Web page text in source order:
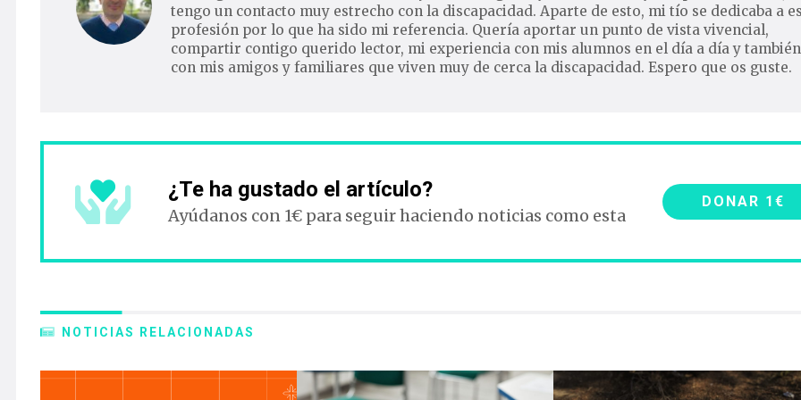
tengo un contacto muy estrecho con la discapacidad. Aparte de esto, mi tío se dedicaba a
profesión por lo que ha sido mi referencia. Quería aportar un punto de vista vivencial,
compartir contigo querido lector, mi experiencia con mis alumnos en el día a día y también
con mis amigos y familiares que viven muy de cerca la discapacidad. Espero que os guste.
¿Te ha gustado el artículo?
Ayúdanos con 1€ para seguir haciendo noticias como esta
DONAR 1€
NOTICIAS RELACIONADAS